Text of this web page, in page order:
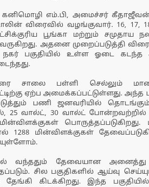
கனிமொழி எம்.பி, அமைச்சர் கீதாஜீவன்
விரைவில் வழங்குவார். 16, 17,
பூங்கா மற்றும் சமுதாய
வருகிறது. அதனை முறைப்படுத்தி
பகுதியில் உள்ள ஓடை
சாலை பள்ளி செல்லும்
ஏற்ப அமைக்கப்பட்டுள்ளது. அந்த
பணி ஜனவரியில்
25 வால்ட், 30 வால்ட் போன்றவற்றில்
பொருத்தப்படுகிறது.
1288 மின்விளக்குகள்
வந்ததும் தேவையான அனைத்து
சில பகுதிகளில் ஆய்வு
தேங்கி கிடக்கிறது. இந்த